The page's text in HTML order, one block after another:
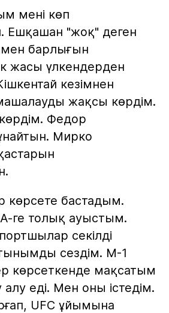
мені көп
Ешқашан "жоқ" деген
барлығын
жасы үлкендерден
кезімнен
жақсы көрдім.
Федор
Мирко
көрсете бастадым.
ге толық ауыстым.
секілді
сездім. М-1
көрсеткенде мақсатым
алу еді. Мен оны істедім.
UFC ұйымына